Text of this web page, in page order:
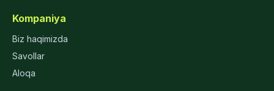
Kompaniya
Biz haqimizda
Savollar
Aloqa